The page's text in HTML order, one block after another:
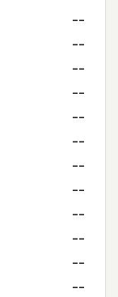
--
--
--
--
--
--
--
--
--
--
--
--